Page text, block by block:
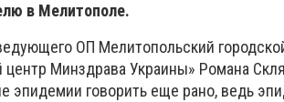
в Мелитополе.
ОП Мелитопольский
Минздрава Украины» Романа
эпидемии говорить еще рано, ведь